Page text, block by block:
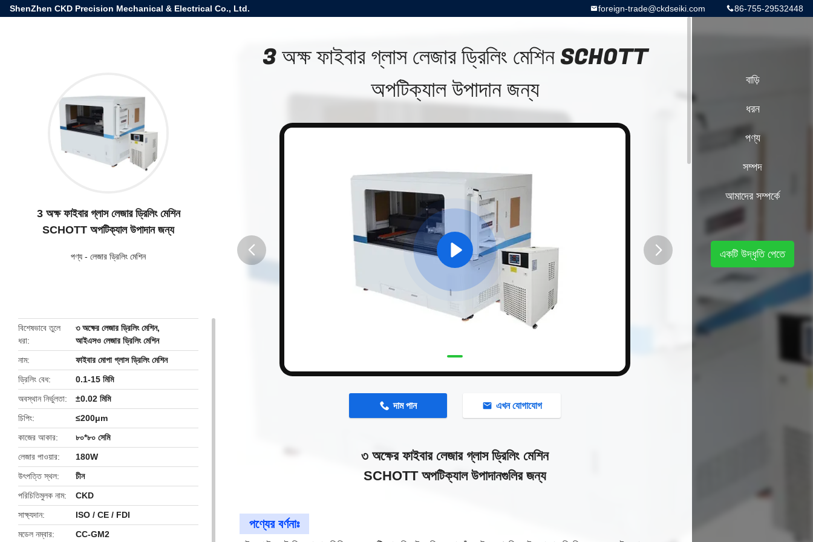
ShenZhen CKD Precision Mechanical & Electrical Co., Ltd. 86-755-29532448
foreign-trade@ckdseiki.com
3 অক্ষ ফাইবার গ্লাস লেজার ড্রিলিং মেশিন
SCHOTT অপটিক্যাল উপাদান জন্য
পণ্য - লেজার ড্রিলিং মেশিন
বিশেষভাবে তুলে
ধরা
৩ অক্ষের লেজার ড্রিলিং মেশিন,
আইএসও লেজার ড্রিলিং মেশিন
নাম
ফাইবার মোপা গ্লাস ড্রিলিং মেশিন
ড্রিলিং বেধ
0.1-15 মিমি
অবস্থান নির্ভুলতা
±0.02 মিমি
চিপিং
≤200μm
কাজের আকার
৮০*৮০ সেমি
লেজার পাওয়ার
180W
উৎপত্তি স্থল
চীন
পরিচিতিমুলক নাম
CKD
সাক্ষ্যদান
ISO / CE / FDI
মডেল নম্বার
CC-GM2
3 অক্ষ ফাইবার গ্লাস লেজার ড্রিলিং মেশিন SCHOTT
অপটিক্যাল উপাদান জন্য
button
দাম পান এখন যোগাযোগ
৩ অক্ষের ফাইবার লেজার গ্লাস ড্রিলিং মেশিন
SCHOTT অপটিক্যাল উপাদানগুলির জন্য
পণ্যের বর্ণনাঃ
বাড়ি
ধরন
পণ্য
সম্পদ
আমাদের সম্পর্কে
একটি উদ্ধৃতি পেতে